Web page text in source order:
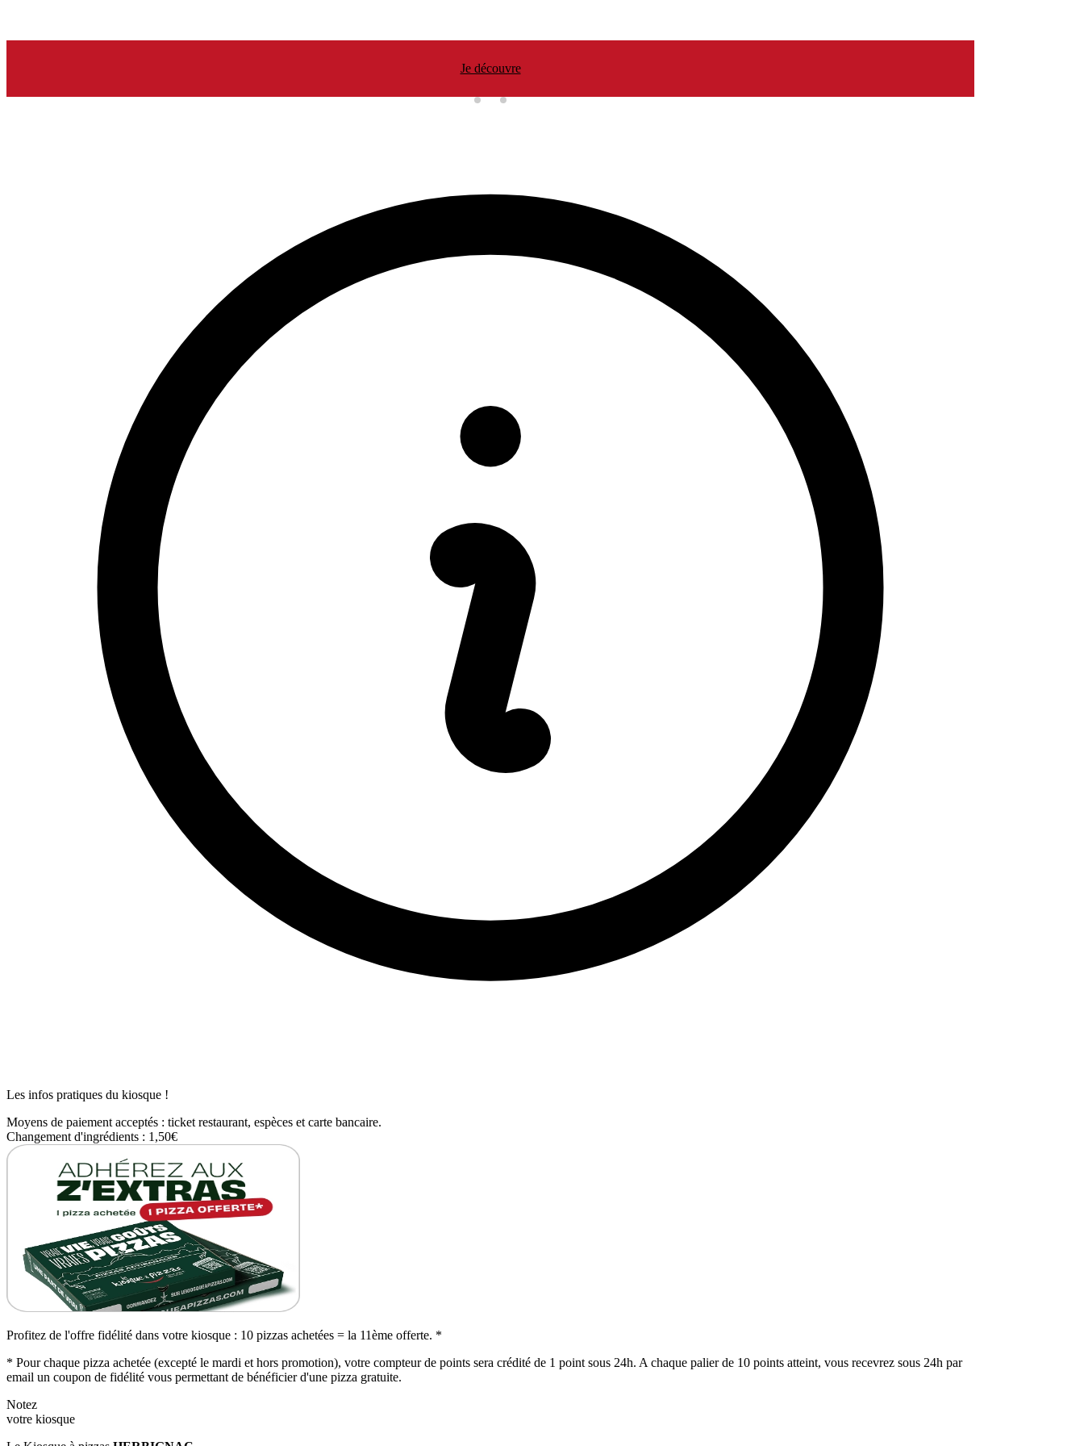
Je découvre
Les infos pratiques du kiosque !
Moyens de paiement acceptés : ticket restaurant, espèces et carte bancaire.
Changement d'ingrédients : 1,50€
Profitez de l'offre fidélité dans votre kiosque : 10 pizzas achetées = la 11ème offerte. *
* Pour chaque pizza achetée (excepté le mardi et hors promotion), votre compteur de points sera crédité de 1 point sous 24h. A chaque palier de 10 points atteint, vous recevrez sous 24h par
email un coupon de fidélité vous permettant de bénéficier d'une pizza gratuite.
Notez
votre kiosque